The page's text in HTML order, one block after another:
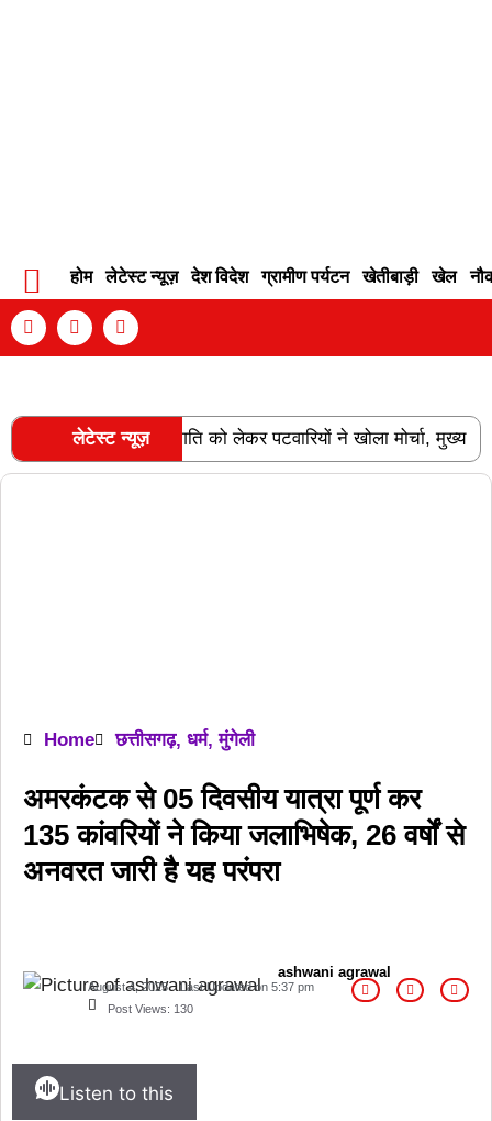
होम लेटेस्ट न्यूज़ देश विदेश ग्रामीण पर्यटन खेतीबाड़ी खेल
लेटेस्ट न्यूज़
और वेतन विसंगति को लेकर पटवारियों ने खोला मोर्चा, मुख्य सचिव
RECENT POSTS
Home छत्तीसगढ़, धर्म,मुंगेली
अमरकंटक से 05 दिवसीय यात्रा पूर्ण कर
135 कांवरियों ने किया जलाभिषेक, 26 वर्षों से
अनवरत जारी है यह परंपरा
ashwani agrawal
August 4, 2025 Last Updated on 5:37 pm
Post Views: 130
Listen to this